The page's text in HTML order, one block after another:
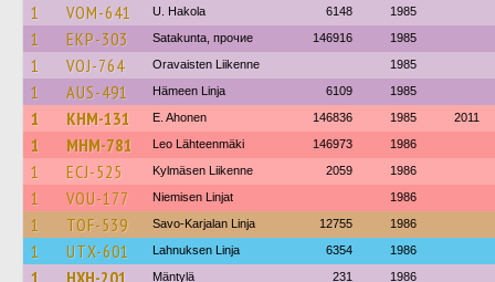
1 VOM-641 U. Hakola 6148 1985
1 EKP-303 Satakunta, прочие 146916 1985
1 VOJ-764 Oravaisten Liikenne 1985
1 AUS-491 Hämeen Linja 6109 1985
1 KHM-131 E. Ahonen 146836 1985 2011
1 MHM-781 Leo Lähteenmäki 146973 1986
1 ECJ-525 Kylmäsen Liikenne 2059 1986
1 VOU-177 Niemisen Linjat 1986
1 TOF-539 Savo-Karjalan Linja 12755 1986
1 UTX-601 Lahnuksen Linja 6354 1986
1 HXH-201 Mäntylä 231 1986